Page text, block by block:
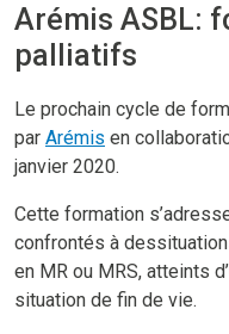
Arémis ASBL:
palliatifs
Le prochain cycle de
par Arémis en
janvier 2020.
Cette formation
confrontés à
en MR ou MRS, atteints
situation de fin de vie.